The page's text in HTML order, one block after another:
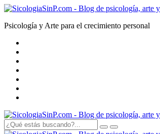
Psicología y Arte para el crecimiento personal